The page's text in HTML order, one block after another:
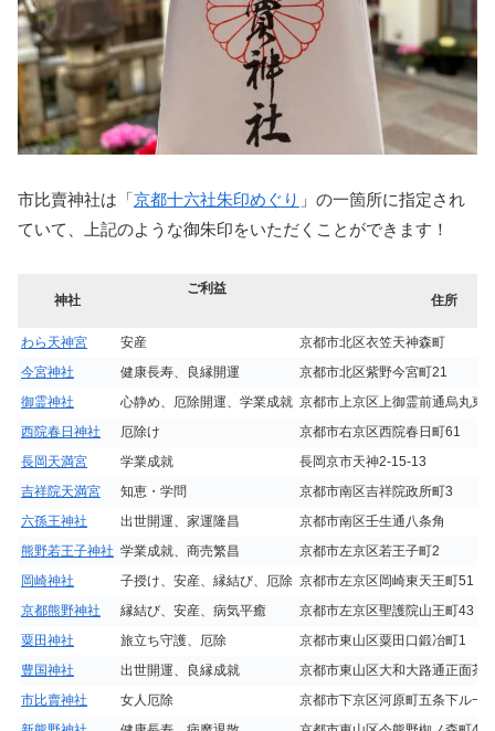
市比賣神社は「京都十六社朱印めぐり 」の一箇所に指定され
ていて、上記のような御朱印をいただくことができます！
神社
ご利益
住所
わら天神宮 安産
京都市北区衣笠天神森町
今宮神社
健康長寿、良縁開運
京都市北区紫野今宮町21
御霊神社
心静め、厄除開運、学業成就 京都市上京区上御霊前通烏丸東
西院春日神社
厄除け
京都市右京区西院春日町61
長岡天満宮
学業成就
長岡京市天神2-15-13
吉祥院天満宮
知恵・学問
京都市南区吉祥院政所町3
六孫王神社
出世開運、家運隆昌
京都市南区壬生通八条角
熊野若王子神社 学業成就、商売繁昌
京都市左京区若王子町2
岡崎神社
子授け、安産、縁結び、厄除 京都市左京区岡崎東天王町51
京都熊野神社
縁結び、安産、病気平癒
京都市左京区聖護院山王町43
粟田神社
旅立ち守護、厄除
京都市東山区粟田口鍛冶町1
豊国神社
出世開運、良縁成就
京都市東山区大和大路通正面茶
市比賣神社
女人厄除
京都市下京区河原町五条下ル一